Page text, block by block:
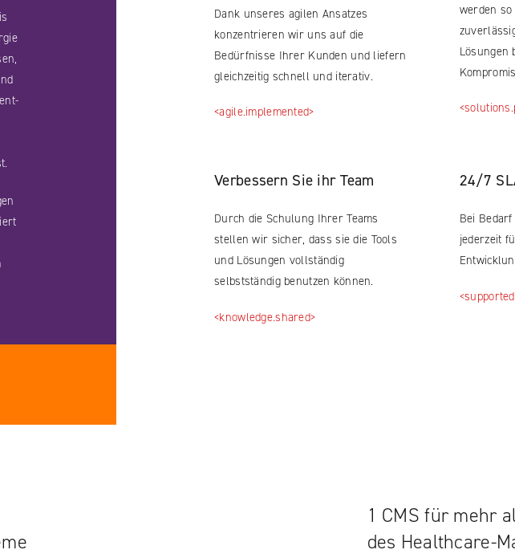
Dank unseres agilen Ansatzes
konzentrieren wir uns auf die
Bedürfnisse Ihrer Kunden und liefern
gleichzeitig schnell und iterativ.
<agile.implemented>
werden
Lösungen
Verbessern Sie ihr Team
Durch die Schulung Ihrer Teams
stellen wir sicher, dass sie die Tools
und Lösungen vollständig
selbstständig benutzen können.
<knowledge.shared>
24/7
Bei
jederzeit
1 CMS für mehr
des Healthcare-